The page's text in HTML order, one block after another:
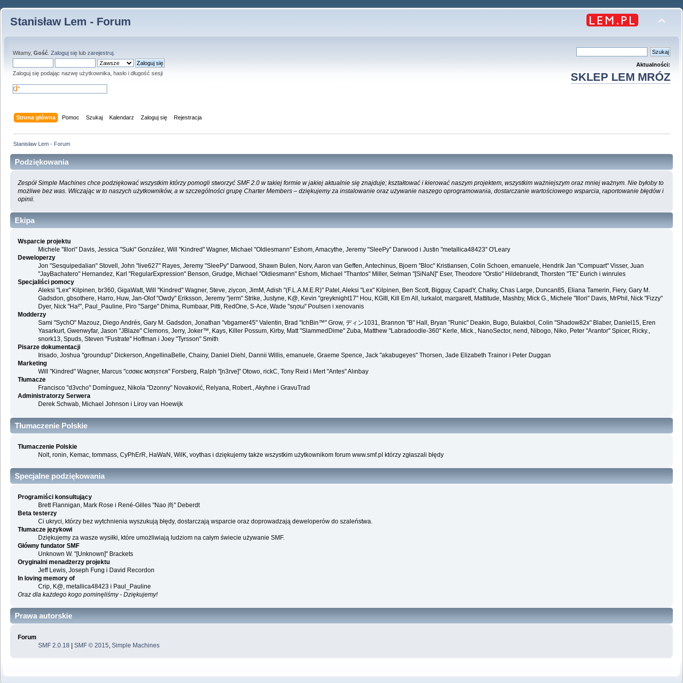
Stanisław Lem - Forum
Witamy, Gość Zaloguj się lub zarejestruj
Zaloguj się podając nazwę użytkownika, hasło i długość sesji
Aktualności:
SKLEP LEM MRÓZ
Strona główna Pomoc Szukaj Kalendarz Zaloguj się Rejestracja
Stanisław Lem - Forum
Podziękowania
Zespół Simple Machines chce podziękować wszystkim którzy pomogli stworzyć SMF 2.0 w takiej formie w jakiej aktualnie się znajduje; kształtować i kierować naszym projektem, wszystkim ważniejszym oraz mniej ważnym. Nie byłoby to
możliwe bez was. Wliczając w to naszych użytkowników, a w szczególności grupę Charter Members – dziękujemy za instalowanie oraz używanie naszego oprogramowania, dostarczanie wartościowego wsparcia, raportowanie błędów i
opinii.
Ekipa
Wsparcie projektu
Michele "Illori" Davis, Jessica "Suki" González, Will "Kindred" Wagner, Michael "Oldiesmann" Eshom, Amacythe, Jeremy "SleePy" Darwood i Justin "metallica48423" O'Leary
Deweloperzy
Jon "Sesquipedalian" Stovell, John "live627" Rayes, Jeremy "SleePy" Darwood, Shawn Bulen, Norv, Aaron van Geffen, Antechinus, Bjoern "Bloc" Kristiansen, Colin Schoen, emanuele, Hendrik Jan "Compuart" Visser, Juan
"JayBachatero" Hernandez, Karl "RegularExpression" Benson, Grudge, Michael "Oldiesmann" Eshom, Michael "Thantos" Miller, Selman "[SiNaN]" Eser, Theodore "Orstio" Hildebrandt, Thorsten "TE" Eurich i winrules
Specjaliści pomocy
Aleksi "Lex" Kilpinen, br360, GigaWatt, Will "Kindred" Wagner, Steve, ziycon, JimM, Adish "(F.L.A.M.E.R)" Patel, Aleksi "Lex" Kilpinen, Ben Scott, Bigguy, CapadY, Chalky, Chas Large, Duncan85, Eliana Tamerin, Fiery, Gary M.
Gadsdon, gbsothere, Harro, Huw, Jan-Olof "Owdy" Eriksson, Jeremy "jerm" Strike, Justyne, K@, Kevin "greyknight17" Hou, KGIII, Kill Em All, lurkalot, margarett, Mattitude, Mashby, Mick G., Michele "Illori" Davis, MrPhil, Nick "Fizzy"
Dyer, Nick "Ha²", Paul_Pauline, Piro "Sarge" Dhima, Rumbaar, Pitti, RedOne, S-Ace, Wade "sησω" Poulsen i xenovanis
Modderzy
Sami "SychO" Mazouz, Diego Andrés, Gary M. Gadsdon, Jonathan "vbgamer45" Valentin, Brad "IchBin™" Grow, ディン1031, Brannon "B" Hall, Bryan "Runic" Deakin, Bugo, Bulakbol, Colin "Shadow82x" Blaber, Daniel15, Eren
Yasarkurt, Gwenwyfar, Jason "JBlaze" Clemons, Jerry, Joker™, Kays, Killer Possum, Kirby, Matt "SlammedDime" Zuba, Matthew "Labradoodle-360" Kerle, Mick., NanoSector, nend, Nibogo, Niko, Peter "Arantor" Spicer, Ricky.,
snork13, Spuds, Steven "Fustrate" Hoffman i Joey "Tyrsson" Smith
Pisarze dokumentacji
Irisado, Joshua "groundup" Dickerson, AngellinaBelle, Chainy, Daniel Diehl, Dannii Willis, emanuele, Graeme Spence, Jack "akabugeyes" Thorsen, Jade Elizabeth Trainor i Peter Duggan
Marketing
Will "Kindred" Wagner, Marcus "cσσкιє мσηѕтєя" Forsberg, Ralph "[n3rve]" Otowo, rickC, Tony Reid i Mert "Antes" Alınbay
Tłumacze
Francisco "d3vcho" Domínguez, Nikola "Dzonny" Novaković, Relyana, Robert., Akyhne i GravuTrad
Administratorzy Serwera
Derek Schwab, Michael Johnson i Liroy van Hoewijk
Tłumaczenie Polskie
Tłumaczenie Polskie
Nolt, ronin, Kemac, tommass, CyPhErR, HaWaN, WilK, voythas i dziękujemy także wszystkim użytkownikom forum www.smf.pl którzy zgłaszali błędy
Specjalne podziękowania
Programiści konsultujący
Brett Flannigan, Mark Rose i René-Gilles "Nao 尚" Deberdt
Beta testerzy
Ci ukryci, którzy bez wytchnienia wyszukują błędy, dostarczają wsparcie oraz doprowadzają deweloperów do szaleństwa.
Tłumacze językowi
Dziękujemy za wasze wysiłki, które umożliwiają ludziom na całym świecie używanie SMF.
Główny fundator SMF
Unknown W. "[Unknown]" Brackets
Oryginalni menadżerzy projektu
Jeff Lewis, Joseph Fung i David Recordon
In loving memory of
Crip, K@, metallica48423 i Paul_Pauline
Oraz dla każdego kogo pominęliśmy - Dziękujemy!
Prawa autorskie
Forum
SMF 2.0.18 | SMF © 2015 Simple Machines